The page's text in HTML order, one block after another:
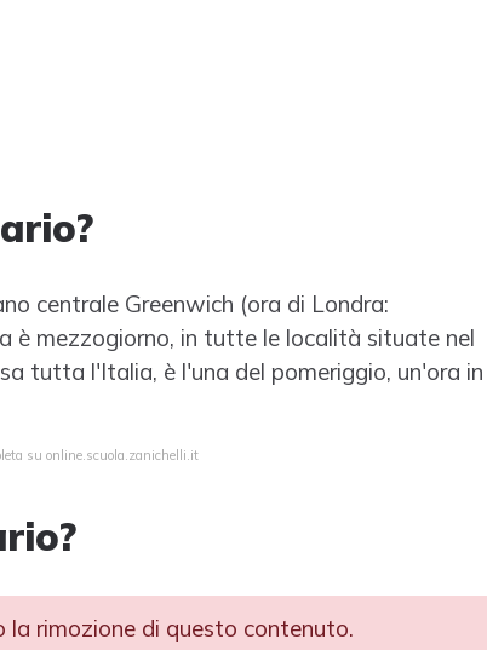
centrale Greenwich (ora di Londra:
è mezzogiorno, in tutte le località situate nel
tutta l'Italia, è l'una del pomeriggio, un'ora in
su online.scuola.zanichelli.it
rimozione di questo contenuto.